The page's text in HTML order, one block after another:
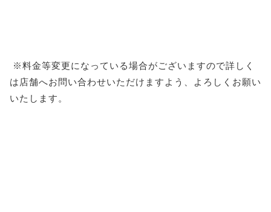
※料金等変更になっている場合がございますので詳しく
は店舗へお問い合わせいただけますよう、よろしくお願い
いたします。